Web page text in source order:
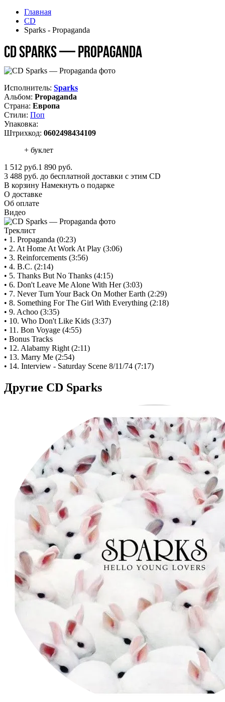
Главная
CD
Sparks - Propaganda
CD Sparks — Propaganda
Исполнитель: Sparks
Альбом: Propaganda
Страна: Европа
Стили: Поп
Упаковка:
Штрихкод: 0602498434109
+ буклет
1 512 руб.1 890 руб.
3 488 руб. до бесплатной доставки с этим CD
В корзину Намекнуть о подарке
О доставке
Об оплате
Видео
Треклист
• 1. Propaganda (0:23)
• 2. At Home At Work At Play (3:06)
• 3. Reinforcements (3:56)
• 4. B.C. (2:14)
• 5. Thanks But No Thanks (4:15)
• 6. Don't Leave Me Alone With Her (3:03)
• 7. Never Turn Your Back On Mother Earth (2:29)
• 8. Something For The Girl With Everything (2:18)
• 9. Achoo (3:35)
• 10. Who Don't Like Kids (3:37)
• 11. Bon Voyage (4:55)
• Bonus Tracks
• 12. Alabamy Right (2:11)
• 13. Marry Me (2:54)
• 14. Interview - Saturday Scene 8/11/74 (7:17)
Другие CD Sparks